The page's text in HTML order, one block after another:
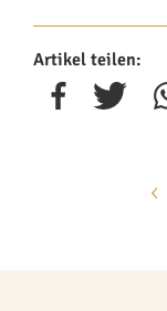
Artikel teilen: